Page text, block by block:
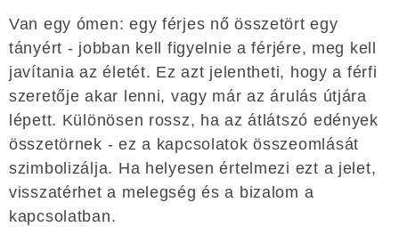
Van egy ómen: egy férjes nő összetört egy
tányért - jobban kell figyelnie a férjére, meg kell
javítania az életét. Ez azt jelentheti, hogy a férfi
szeretője akar lenni, vagy már az árulás útjára
lépett. Különösen rossz, ha az átlátszó edények
összetörnek - ez a kapcsolatok összeomlását
szimbolizálja. Ha helyesen értelmezi ezt a jelet,
visszatérhet a melegség és a bizalom a
kapcsolatban.